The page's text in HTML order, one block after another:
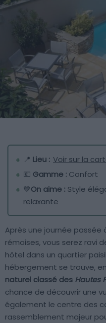
📍 Lieu : Voir sur la
💶 Gamme : Confort
💙On aime : Style
relaxante
Après une journée
rémoises, vous serez ravi
hôtel dans un quartier
hébergement se trouve,
naturel classé des Hautes
chance de découvrir une
également le centre des
rassemblement majeur